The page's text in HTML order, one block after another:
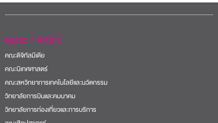
คณะ / สาขา
คณะดิจิทัลมีเดีย
คณะนิเทศศาสตร์
คณะสหวิทยาการเทคโนโลยีและนวัตกรรม
วิทยาลัยการบินและคมนาคม
วิทยาลัยการท่องเที่ยวและการบริการ